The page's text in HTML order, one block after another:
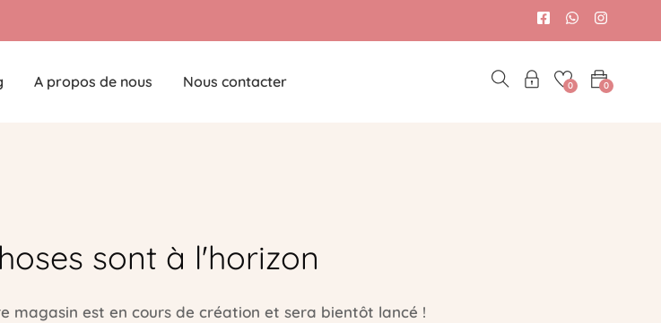
A propos de nous Nous contacter 0
0
sont à l'horizon
magasin est en cours de création et sera bientôt lancé !